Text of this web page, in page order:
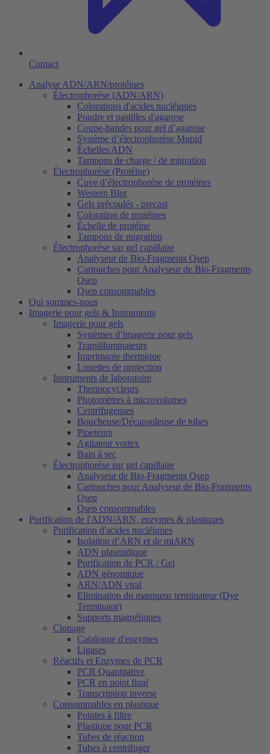
Contact
Analyse ADN/ARN/protéines
Électrophorèse (ADN/ARN)
Colorations d'acides nucléiques
Poudre et pastilles d'agarose
Coupe-bandes pour gel d’agarose
Système d’électrophorèse Mupid
Échelles ADN
Tampons de charge / de migration
Électrophorèse (Protéine)
Cuve d’électrophorèse de protéines
Western Blot
Gels précoulés - precast
Coloration de protéines
Échelle de protéine
Tampons de migration
Électrophorèse sur gel capillaire
Analyseur de Bio-Fragments Qsep
Cartouches pour Analyseur de Bio-Fragments
Qsep
Qsep consommables
Qui sommes-nous
Imagerie pour gels & Instruments
Imagerie pour gels
Systèmes d’imagerie pour gels
Transilluminateurs
Imprimante thermique
Lunettes de protection
Instruments de laboratoire
Thermocycleurs
Photomètres à microvolumes
Centrifugeuses
Boucheuse/Décapsuleuse de tubes
Pipeteurs
Agitateur vortex
Bain à sec
Électrophorèse sur gel capillaire
Analyseur de Bio-Fragments Qsep
Cartouches pour Analyseur de Bio-Fragments
Qsep
Qsep consommables
Purification de l'ADN/ARN, enzymes & plastiques
Purification d'acides nucléiques
Isolation d’ARN et de miARN
ADN plasmidique
Purification de PCR / Gel
ADN génomique
ARN/ADN viral
Elimination du marqueur terminateur (Dye
Terminator)
Supports magnétiques
Clonage
Catalogue d'enzymes
Ligases
Réactifs et Enzymes de PCR
PCR Quantitative
PCR en point final
Transcription inverse
Consommables en plastique
Pointes à filtre
Plastique pour PCR
Tubes de réaction
Tubes à centrifuger